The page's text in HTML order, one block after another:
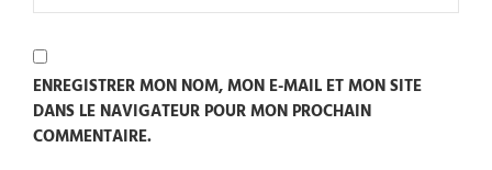
ENREGISTRER MON NOM, MON E-MAIL ET MON SITE
DANS LE NAVIGATEUR POUR MON PROCHAIN
COMMENTAIRE.